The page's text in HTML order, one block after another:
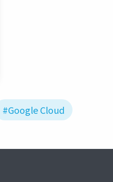
#Google Cloud